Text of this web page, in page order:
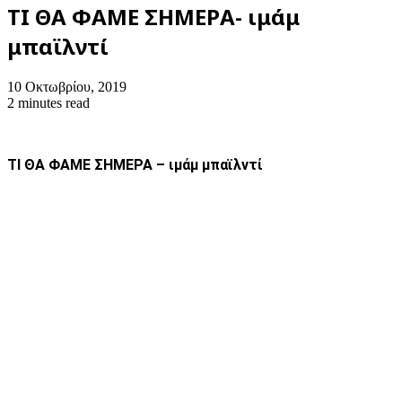
ΤΙ ΘΑ ΦΑΜΕ ΣΗΜΕΡΑ- ιμάμ
μπαϊλντί
10 Οκτωβρίου, 2019
2 minutes read
ΤΙ ΘΑ ΦΑΜΕ ΣΗΜΕΡΑ – ιμάμ μπαϊλντί